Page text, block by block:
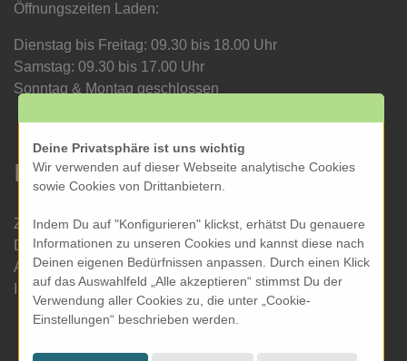
Öffnungszeiten Laden:
Dienstag bis Freitag: 09.30 bis 18.00 Uhr
Samstag: 09.30 bis 17.00 Uhr
Sonntag & Montag geschlossen
Informationen
Zahlung und Versand
Datenschutz
AGB
Impressum
Deine Privatsphäre ist uns wichtig
Wir verwenden auf dieser Webseite analytische Cookies
sowie Cookies von Drittanbietern.
Indem Du auf "Konfigurieren" klickst, erhätst Du genauere
Informationen zu unseren Cookies und kannst diese nach
Deinen eigenen Bedürfnissen anpassen. Durch einen Klick
auf das Auswahlfeld „Alle akzeptieren“ stimmst Du der
Verwendung aller Cookies zu, die unter „Cookie-
Einstellungen“ beschrieben werden.